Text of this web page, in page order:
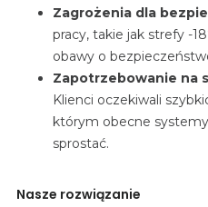
Zagrożenia dla
pracy, takie jak strefy -
obawy o
Zapotrzebowanie na
Klienci oczekiwali
którym obecne
sprostać.
Nasze rozwiązanie